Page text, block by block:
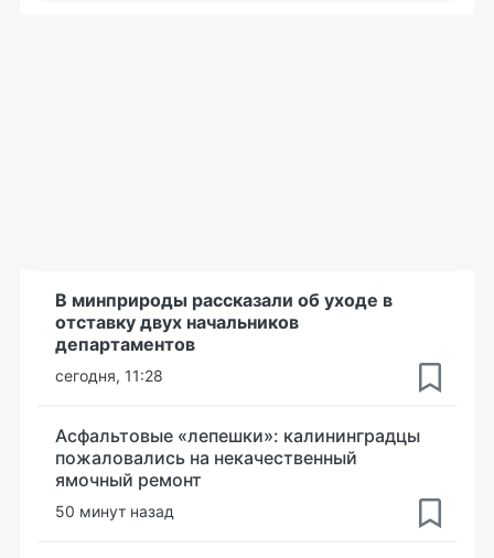
В минприроды рассказали об уходе в
отставку двух начальников
департаментов
сегодня, 11:28
Асфальтовые «лепешки»: калининградцы
пожаловались на некачественный
ямочный ремонт
50 минут назад